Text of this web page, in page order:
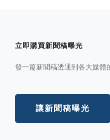
立即購買新聞稿曝光
發一篇新聞稿透通到各大媒體
讓新聞稿曝光